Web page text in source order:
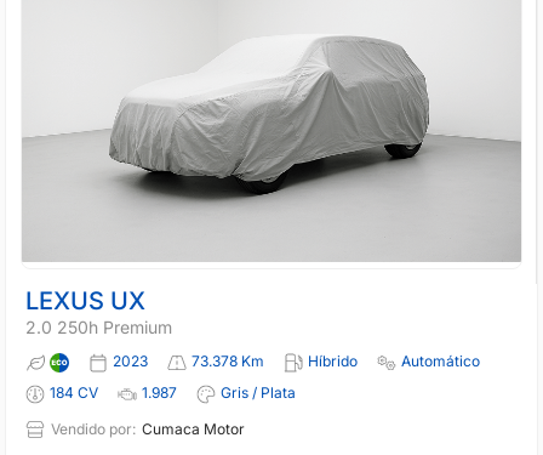
LEXUS UX
2.0 250h Premium
2023 73.378 Km Híbrido
Automático
184 CV
1.987
Gris / Plata
Vendido por: Cumaca Motor